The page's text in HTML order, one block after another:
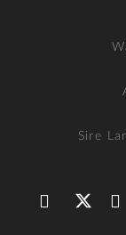
Sire